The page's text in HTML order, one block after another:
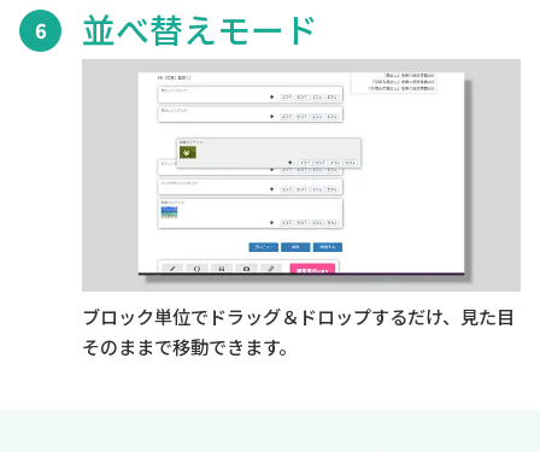
6 並べ替えモード
ブロック単位でドラッグ＆ドロップするだけ、見た目
そのままで移動できます。